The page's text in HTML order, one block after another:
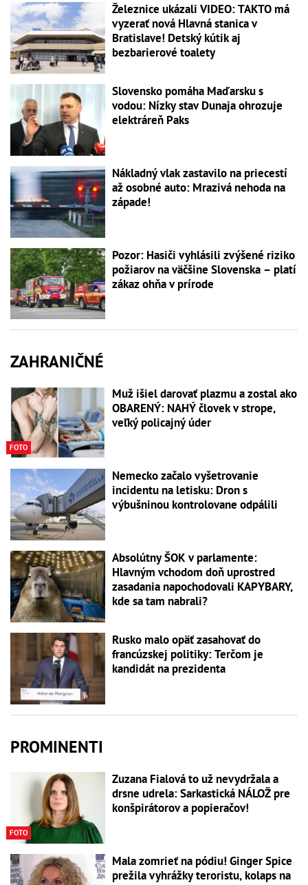
Železnice ukázali VIDEO: TAKTO má
vyzerať nová Hlavná stanica v
Bratislave! Detský kútik aj
bezbarierové toalety
Slovensko pomáha Maďarsku s
vodou: Nízky stav Dunaja ohrozuje
elektráreň Paks
Nákladný vlak zastavilo na priecestí
až osobné auto: Mrazivá nehoda na
západe!
Pozor: Hasiči vyhlásili zvýšené riziko
požiarov na väčšine Slovenska – platí
zákaz ohňa v prírode
ZAHRANIČNÉ
FOTO
Muž išiel darovať plazmu a zostal ako
OBARENÝ: NAHÝ človek v strope,
veľký policajný úder
Nemecko začalo vyšetrovanie
incidentu na letisku: Dron s
výbušninou kontrolovane odpálili
Absolútny ŠOK v parlamente:
Hlavným vchodom doň uprostred
zasadania napochodovali KAPYBARY,
kde sa tam nabrali?
Rusko malo opäť zasahovať do
francúzskej politiky: Terčom je
kandidát na prezidenta
PROMINENTI
FOTO
Zuzana Fialová to už nevydržala a
drsne udrela: Sarkastická NÁLOŽ pre
konšpirátorov a popieračov!
Mala zomrieť na pódiu! Ginger Spice
prežila vyhrážky teroristu, kolaps na